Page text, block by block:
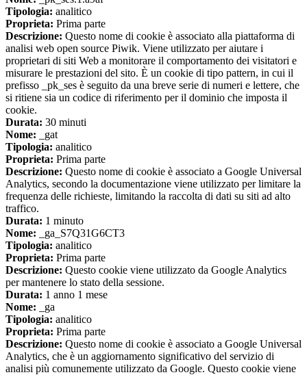
Tipologia: analitico
Proprieta: Prima parte
Descrizione: Questo nome di cookie è associato alla piattaforma di
analisi web open source Piwik. Viene utilizzato per aiutare i
proprietari di siti Web a monitorare il comportamento dei visitatori e
misurare le prestazioni del sito. È un cookie di tipo pattern, in cui il
prefisso _pk_ses è seguito da una breve serie di numeri e lettere, che
si ritiene sia un codice di riferimento per il dominio che imposta il
cookie.
Durata: 30 minuti
Nome: _gat
Tipologia: analitico
Proprieta: Prima parte
Descrizione: Questo nome di cookie è associato a Google Universal
Analytics, secondo la documentazione viene utilizzato per limitare la
frequenza delle richieste, limitando la raccolta di dati su siti ad alto
traffico.
Durata: 1 minuto
Nome: _ga_S7Q31G6CT3
Tipologia: analitico
Proprieta: Prima parte
Descrizione: Questo cookie viene utilizzato da Google Analytics
per mantenere lo stato della sessione.
Durata: 1 anno 1 mese
Nome: _ga
Tipologia: analitico
Proprieta: Prima parte
Descrizione: Questo nome di cookie è associato a Google Universal
Analytics, che è un aggiornamento significativo del servizio di
analisi più comunemente utilizzato da Google. Questo cookie viene